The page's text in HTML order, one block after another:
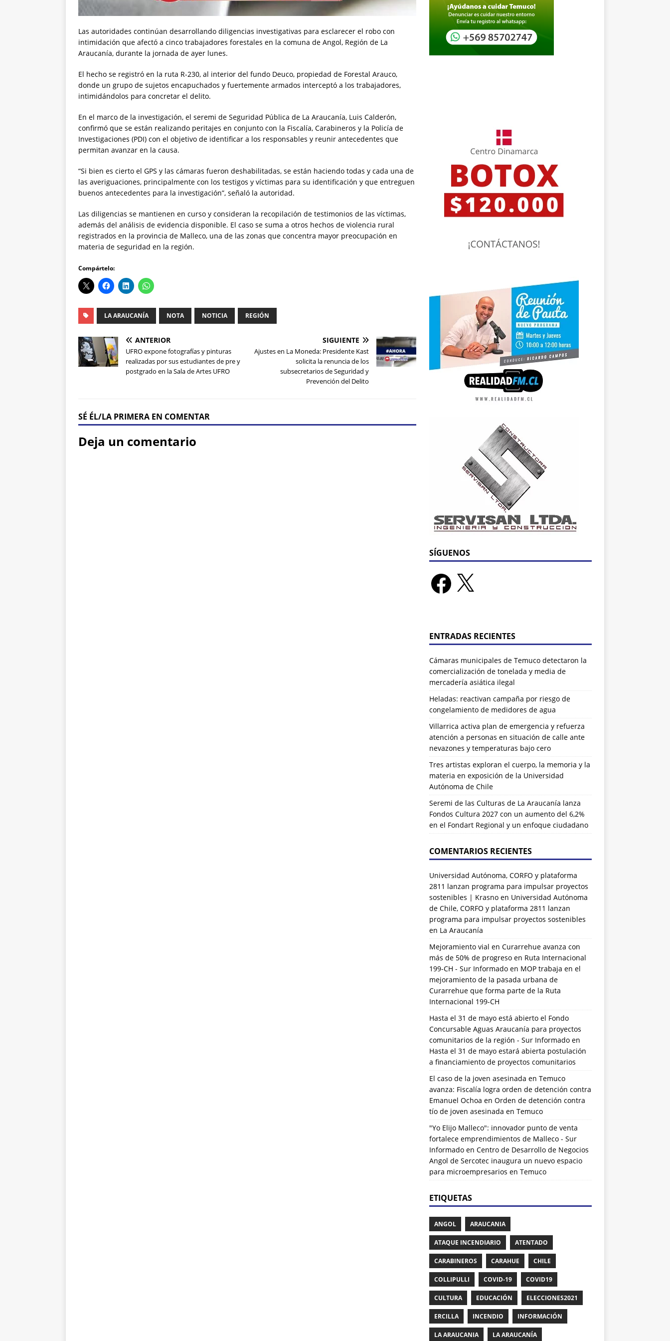
Las autoridades continúan desarrollando diligencias investigativas para esclarecer el robo con
intimidación que afectó a cinco trabajadores forestales en la comuna de Angol, Región de La
Araucanía, durante la jornada de ayer lunes.
El hecho se registró en la ruta R-230, al interior del fundo Deuco, propiedad de Forestal Arauco,
donde un grupo de sujetos encapuchados y fuertemente armados interceptó a los trabajadores,
intimidándolos para concretar el delito.
En el marco de la investigación, el seremi de Seguridad Pública de La Araucanía, Luis Calderón,
confirmó que se están realizando peritajes en conjunto con la Fiscalía, Carabineros y la Policía de
Investigaciones (PDI) con el objetivo de identificar a los responsables y reunir antecedentes que
permitan avanzar en la causa.
“Si bien es cierto el GPS y las cámaras fueron deshabilitadas, se están haciendo todas y cada una de
las averiguaciones, principalmente con los testigos y víctimas para su identificación y que entreguen
buenos antecedentes para la investigación”, señaló la autoridad.
Las diligencias se mantienen en curso y consideran la recopilación de testimonios de las víctimas,
además del análisis de evidencia disponible. El caso se suma a otros hechos de violencia rural
registrados en la provincia de Malleco, una de las zonas que concentra mayor preocupación en
materia de seguridad en la región.
Compártelo:
LA ARAUCANÍA NOTA NOTICIA REGIÓN
ANTERIOR
UFRO expone fotografías y pinturas
realizadas por sus estudiantes de pre y
postgrado en la Sala de Artes UFRO
SIGUIENTE
Ajustes en La Moneda: Presidente Kast
solicita la renuncia de los
subsecretarios de Seguridad y
Prevención del Delito
SÉ ÉL/LA PRIMERA EN COMENTAR
Deja un comentario
SÍGUENOS
ENTRADAS RECIENTES
Cámaras municipales de Temuco detectaron la
comercialización de tonelada y media de
mercadería asiática ilegal
Heladas: reactivan campaña por riesgo de
congelamiento de medidores de agua
Villarrica activa plan de emergencia y refuerza
atención a personas en situación de calle ante
nevazones y temperaturas bajo cero
Tres artistas exploran el cuerpo, la memoria y la
materia en exposición de la Universidad
Autónoma de Chile
Seremi de las Culturas de La Araucanía lanza
Fondos Cultura 2027 con un aumento del 6,2%
en el Fondart Regional y un enfoque ciudadano
COMENTARIOS RECIENTES
Universidad Autónoma, CORFO y plataforma
2811 lanzan programa para impulsar proyectos
sostenibles | Krasnoen Universidad Autónoma
de Chile, CORFO y plataforma 2811 lanzan
programa para impulsar proyectos sostenibles
en La Araucanía
Mejoramiento vial en Curarrehue avanza con
más de 50% de progreso en Ruta Internacional
199-CH - Sur Informadoen MOP trabaja en el
mejoramiento de la pasada urbana de
Curarrehue que forma parte de la Ruta
Internacional 199-CH
Hasta el 31 de mayo está abierto el Fondo
Concursable Aguas Araucanía para proyectos
comunitarios de la región - Sur Informadoen
Hasta el 31 de mayo estará abierta postulación
a financiamiento de proyectos comunitarios
El caso de la joven asesinada en Temuco
avanza: Fiscalía logra orden de detención contra
Emanuel Ochoa en Orden de detención contra
tío de joven asesinada en Temuco
"Yo Elijo Malleco": innovador punto de venta
fortalece emprendimientos de Malleco - Sur
Informadoen Centro de Desarrollo de Negocios
Angol de Sercotec inaugura un nuevo espacio
para microempresarios en Temuco
ETIQUETAS
ANGOL ARAUCANIA
ATAQUE INCENDIARIO ATENTADO
CARABINEROS CARAHUE CHILE
COLLIPULLI COVID-19 COVID19
CULTURA EDUCACIÓN ELECCIONES2021
ERCILLA INCENDIO INFORMACIÓN
LA ARAUCANIA LA ARAUCANÍA